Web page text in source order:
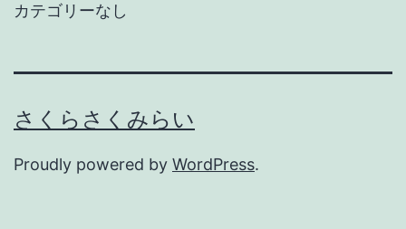
カテゴリーなし
さくらさくみらい
Proudly powered by WordPress.